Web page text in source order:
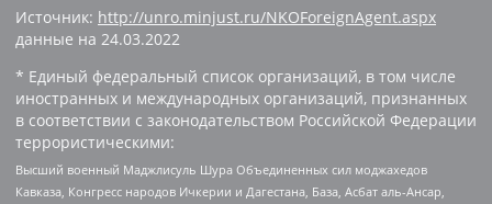
Источник: http://unro.minjust.ru/NKOForeignAgent.aspx
данные на 24.03.2022
* Единый федеральный список организаций, в том числе
иностранных и международных организаций, признанных
в соответствии с законодательством Российской Федерации
террористическими:
Высший военный Маджлисуль Шура Объединенных сил моджахедов
Кавказа, Конгресс народов Ичкерии и Дагестана, База, Асбат аль-Ансар,